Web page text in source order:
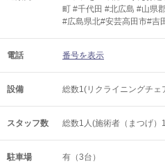
町 #千代田 #北広島 #山県
#広島県北#安芸高田市#吉
電話 番号を表示
設備 総数1(リクライニングチェ
スタッフ数 総数1人(施術者（まつげ）
駐車場 有（3台）